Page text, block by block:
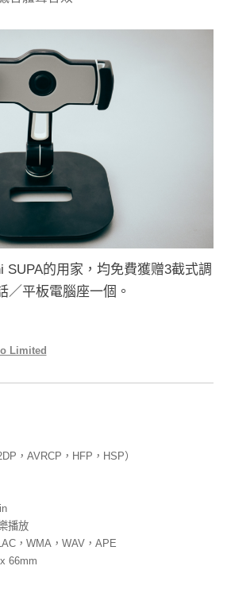
SUPA的用家，均免費獲赠3截式調
／平板電腦座一個。
Limited
，AVRCP，HFP，HSP）
播放
，WMA，WAV，APE
66mm